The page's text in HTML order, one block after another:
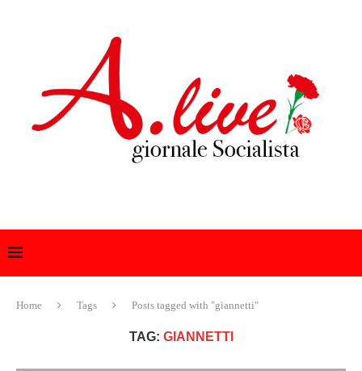
Home Tags Posts tagged with "giannetti"
TAG: GIANNETTI